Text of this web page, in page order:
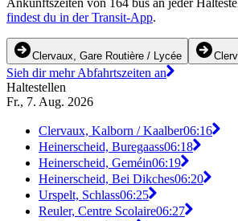
Ankunftszeiten von 164 bus an jeder
findest du in der Transit-App.
Clervaux, Gare Routière / Lycée
Sieh dir mehr Abfahrtszeiten an
Haltestellen
Fr., 7. Aug. 2026
Clervaux, Kalborn / Kaalber06:16
Heinerscheid, Buregaass06:18
Heinerscheid, Geméin06:19
Heinerscheid, Bei Dikches06:20
Urspelt, Schlass06:25
Reuler, Centre Scolaire06:27